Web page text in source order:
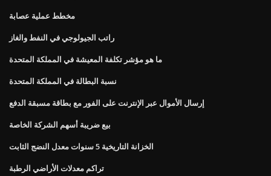
مخطط عملية عصابة
راتب الجيولوجي في النفط والغاز
ما هو مؤشر تكلفة المعيشة في المملكة المتحدة
نسبة البطالة في المملكة المتحدة
إرسال الأموال عبر الإنترنت على الفور مع بطاقة مسبقة الدفع
بيع ضريبة أسهم الشركة الخاصة
الخزانة التاريخية 5 سنوات معدل النضج الثابت
تراكم معدلات الأراضي الرطبة